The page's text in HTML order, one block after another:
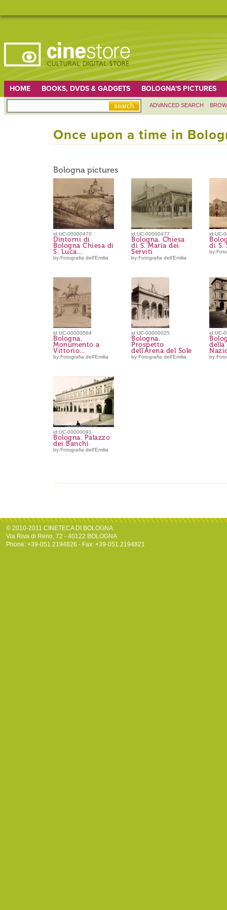
HOME BOOKS, DVDS & GADGETS BOLOGNA'S PICTURES
ADVANCED SEARCH
Once upon a time in
Bologna pictures
id:UC-00000470
Dintorni di
Bologna Chiesa di
S. Luca...
by:Fotografia dell'Emilia
id:UC-00000477
Bologna. Chiesa
di S. Maria dei
Serviti
by:Fotografia dell'Emilia
id:UC-
di S.
id:UC-00000564
Bologna.
Monumento a
Vittorio...
by:Fotografia dell'Emilia
id:UC-00000025
Bologna.
Prospetto
dell'Arena del Sole
by:Fotografia dell'Emilia
id:UC-
della
id:UC-00000091
Bologna. Palazzo
dei Banchi
by:Fotografia dell'Emilia
© 2010-2011 CINETECA DI BOLOGNA
Via Riva di Reno, 72 - 40122 BOLOGNA
Phone: +39-051.2194826 - Fax: +39-051.2194821